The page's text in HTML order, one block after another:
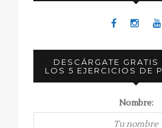
DESCÁRGATE
LOS 5 EJERCICIOS DE
Nombre: